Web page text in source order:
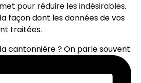
pour réduire les indésirables.
façon dont les données de vos
traitées.
cantonnière ? On parle souvent